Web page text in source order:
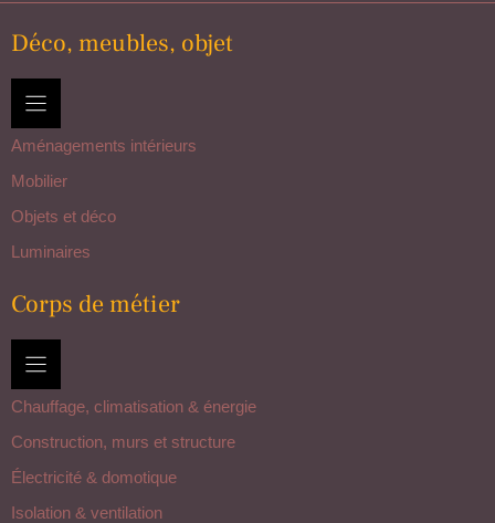
Déco, meubles, objet
Aménagements intérieurs
Mobilier
Objets et déco
Luminaires
Corps de métier
Chauffage, climatisation & énergie
Construction, murs et structure
Électricité & domotique
Isolation & ventilation